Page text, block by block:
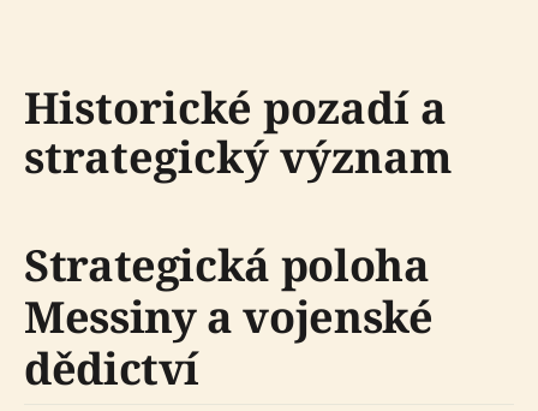
Historické pozadí a
strategický význam
Strategická poloha
Messiny a vojenské
dědictví